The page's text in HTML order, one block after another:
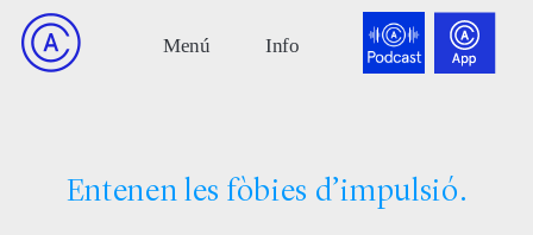
Entenen les fòbies d’impulsió.